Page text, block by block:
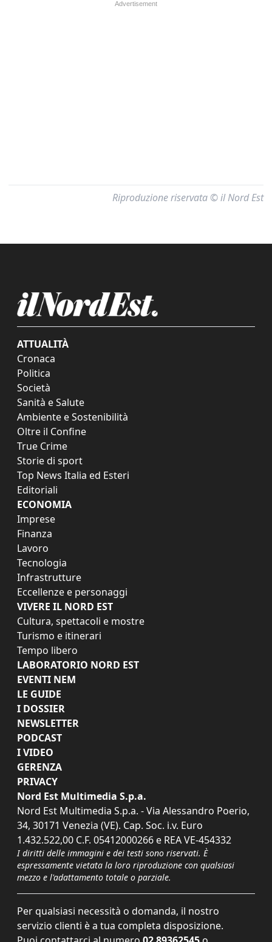
Riproduzione riservata © il Nord Est
ATTUALITÀ
Cronaca
Politica
Società
Sanità e Salute
Ambiente e Sostenibilità
Oltre il Confine
True Crime
Storie di sport
Top News Italia ed Esteri
Editoriali
ECONOMIA
Imprese
Finanza
Lavoro
Tecnologia
Infrastrutture
Eccellenze e personaggi
VIVERE IL NORD EST
Cultura, spettacoli e mostre
Turismo e itinerari
Tempo libero
LABORATORIO NORD EST
EVENTI NEM
LE GUIDE
I DOSSIER
NEWSLETTER
PODCAST
I VIDEO
GERENZA
PRIVACY
Nord Est Multimedia S.p.a.
Nord Est Multimedia S.p.a. - Via Alessandro Poerio,
34, 30171 Venezia (VE). Cap. Soc. i.v. Euro
1.432.522,00 C.F. 05412000266 e REA VE-454332
I diritti delle immagini e dei testi sono riservati. È
espressamente vietata la loro riproduzione con qualsiasi
mezzo e l'adattamento totale o parziale.
Per qualsiasi necessità o domanda, il nostro
servizio clienti è a tua completa disposizione.